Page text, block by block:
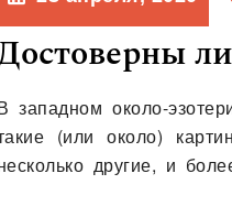
западном около-
(или около)
другие, и